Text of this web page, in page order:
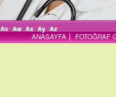
Av Aw Ax Ay Az
ANASAYFA | FOTOĞRAF